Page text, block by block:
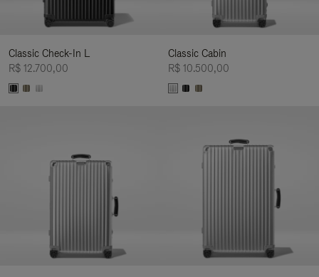
Classic Check-In L
R$ 12.700,00
Classic Cabin
R$ 10.500,00